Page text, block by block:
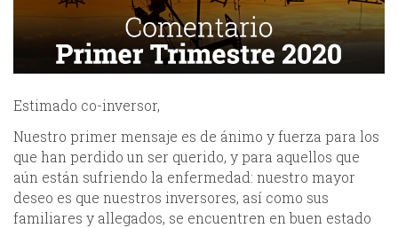
Estimado co-inversor,
Nuestro primer mensaje es de ánimo y fuerza para los
que han perdido un ser querido, y para aquellos que
aún están sufriendo la enfermedad: nuestro mayor
deseo es que nuestros inversores, así como sus
familiares y allegados, se encuentren en buen estado